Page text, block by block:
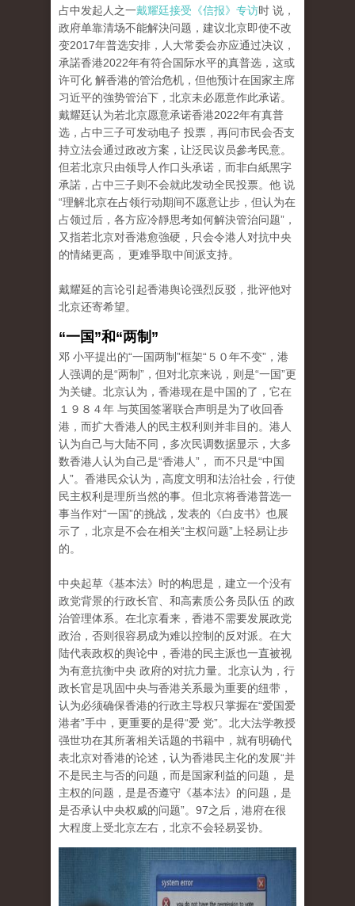
占中发起人之一戴耀廷接受《信报》专访时 说，
政府单靠清场不能解決问题，建议北京即使不改
变2017年普选安排，人大常委会亦应通过决议，
承諾香港2022年有符合国际水平的真普选，这或
许可化 解香港的管治危机，但他预计在国家主席
习近平的強势管治下，北京未必愿意作此承诺。
戴耀廷认为若北京愿意承诺香港2022年有真普
选，占中三子可发动电子 投票，再问市民会否支
持立法会通过政改方案，让泛民议员參考民意。
但若北京只由领导人作口头承诺，而非白紙黑字
承諾，占中三子则不会就此发动全民投票。他 说
“理解北京在占领行动期间不愿意让步，但认为在
占领过后，各方应冷靜思考如何解決管治问题”，
又指若北京对香港愈強硬，只会令港人对抗中央
的情緒更高， 更难爭取中间派支持。
戴耀延的言论引起香港舆论强烈反驳，批评他对
北京还寄希望。
“一国”和“两制”
邓 小平提出的“一国两制”框架“５０年不变”，港
人强调的是“两制”，但对北京来说，则是“一国”更
为关键。北京认为，香港现在是中国的了，它在
１９８４年 与英国签署联合声明是为了收回香
港，而扩大香港人的民主权利则并非目的。港人
认为自己与大陆不同，多次民调数据显示，大多
数香港人认为自己是“香港人”， 而不只是“中国
人”。香港民众认为，高度文明和法治社会，行使
民主权利是理所当然的事。但北京将香港普选一
事当作对“一国”的挑战，发表的《白皮书》也展
示了，北京是不会在相关“主权问题”上轻易让步
的。
中央起草《基本法》时的构思是，建立一个没有
政党背景的行政长官、和高素质公务员队伍 的政
治管理体系。在北京看来，香港不需要发展政党
政治，否则很容易成为难以控制的反对派。在大
陆代表政权的舆论中，香港的民主派也一直被视
为有意抗衡中央 政府的对抗力量。北京认为，行
政长官是巩固中央与香港关系最为重要的纽带，
认为必须确保香港的行政主导权只掌握在“爱国爱
港者”手中，更重要的是得“爱 党”。北大法学教授
强世功在其所著相关话题的书籍中，就有明确代
表北京对香港的论述，认为香港民主化的发展“并
不是民主与否的问题，而是国家利益的问题， 是
主权的问题，是是否遵守《基本法》的问题，是
是否承认中央权威的问题”。97之后，港府在很
大程度上受北京左右，北京不会轻易妥协。